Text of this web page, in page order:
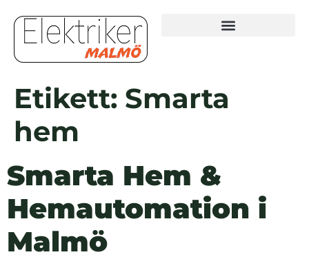
Etikett: Smarta
hem
Smarta Hem &
Hemautomation i
Malmö